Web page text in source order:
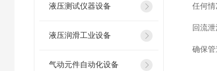
液压测试仪器设备
液压润滑工业设备
气动元件自动化设备
任何
回流
确保